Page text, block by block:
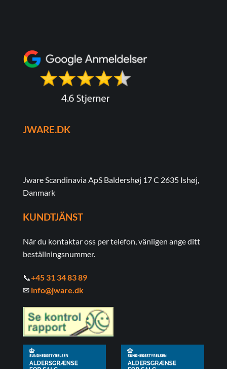
JWARE.DK
Jware Scandinavia ApS Baldershøj 17 C 2635 Ishøj,
Danmark
KUNDTJÄNST
När du kontaktar oss per telefon, vänligen ange ditt
beställningsnummer.
📞+45 31 34 83 89
✉ info@jware.dk